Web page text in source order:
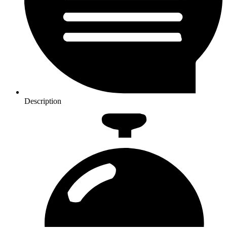
Description